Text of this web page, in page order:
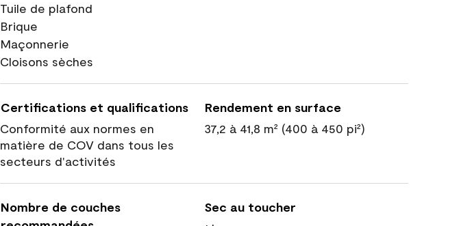
Tuile de plafond
Brique
Maçonnerie
Cloisons sèches
Certifications et qualifications
Conformité aux normes en
matière de COV dans tous les
secteurs d'activités
Rendement en surface
37,2 à 41,8 m² (400 à 450 pi²)
Nombre de couches
Sec au toucher